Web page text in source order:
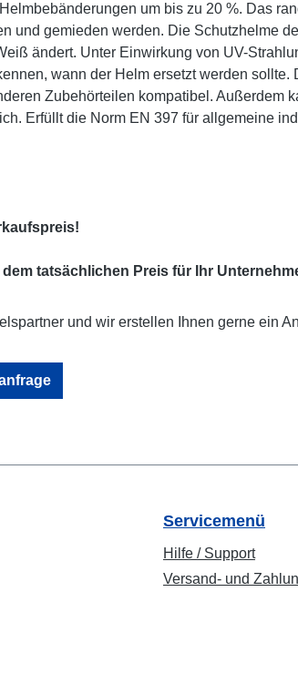
um bis zu 20 %. Das
und gemieden werden. Die Schutzhelme
ändert. Unter Einwirkung von UV-
wann der Helm ersetzt werden
Zubehörteilen kompatibel. Außerdem
Erfüllt die Norm EN 397 für allgemeine
tatsächlichen Preis für Ihr
und wir erstellen Ihnen gerne ein
Servicemenü
Hilfe / Support
Versand- und